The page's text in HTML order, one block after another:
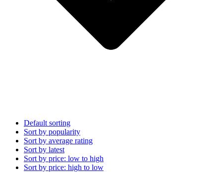
Default sorting
Sort by popularity
Sort by average rating
Sort by latest
Sort by price: low to high
Sort by price: high to low